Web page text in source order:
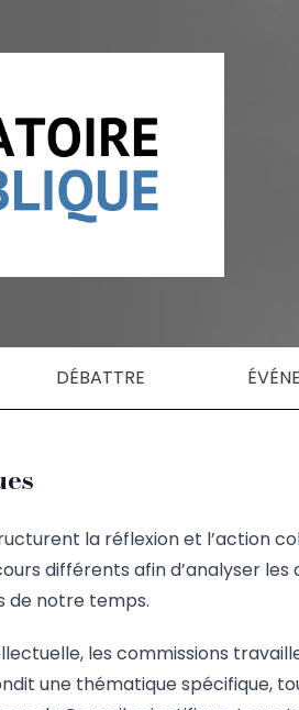
DÉBATTRE
la réflexion et l’action
différents afin d’analyser
de notre temps.
les commissions
une thématique spécifique,